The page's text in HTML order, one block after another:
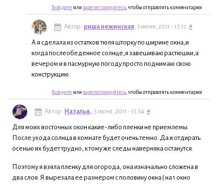
Войдите или зарегистрируйтесь , чтобы отправлять комментарии
Автор: риша нежинская, 3 июня, 2011 - 13:17 #
А я сделала из остатков тюля шторку по ширине окна,и
когда послеобеденное солнце,я завешиваю растюшки,а
вечером и в пасмурную погоду просто поднимаю свою
конструкцию.
Войдите или зарегистрируйтесь , чтобы отправлять комментарии
Автор: Наталья., 3 июня, 2011 - 13:34 #
Для моих восточных окон какие-либо пленки не приемлемы.
После ухода солнца в комнате будет очень темно. Да и отдирать
осенью их будет трудно, к тому же следы наверняка останутся.
Поэтому я взяла пленку для огорода, она изначально сложена в
два слоя. Я вырезала ее размером с половину окна ( на 1 окно